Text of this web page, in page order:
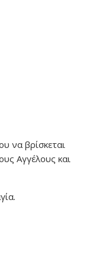
να βρίσκεται
Αγγέλους και